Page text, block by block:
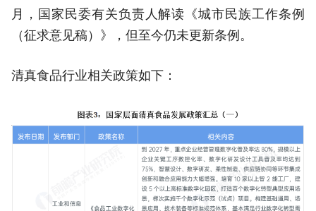
月，国家民委有关负责人解读《城市民族工作条例
（征求意见稿）》，但至今仍未更新条例。
清真食品行业相关政策如下：